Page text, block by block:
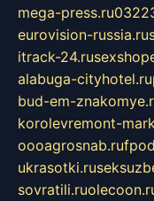
mega-press.ru
eurovision-russia.ru
itrack-24.ru
alabuga-cityhotel.ru
bud-em-
korolevremont-
oooagrosnab.ru
ukrasotki.ru
sovratili.ru